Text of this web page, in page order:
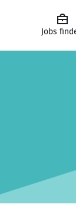
Jobs